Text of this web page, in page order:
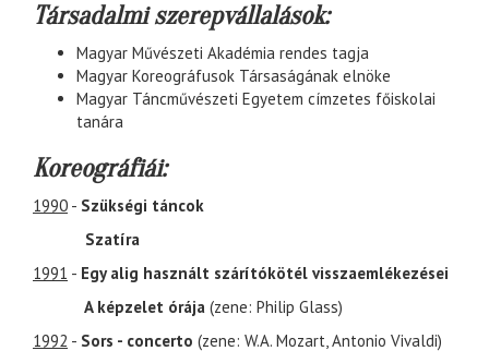
Társadalmi szerepvállalások:
Magyar Művészeti Akadémia rendes tagja
Magyar Koreográfusok Társaságának elnöke
Magyar Táncművészeti Egyetem címzetes főiskolai
tanára
Koreográfiái:
1990 - Szükségi táncok
Szatíra
1991 - Egy alig használt szárítókötél visszaemlékezései
A képzelet órája (zene: Philip Glass)
1992 - Sors - concerto (zene: W.A. Mozart, Antonio Vivaldi)